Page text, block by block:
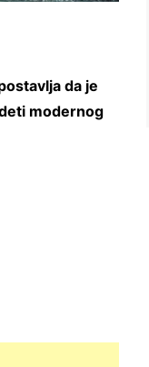
da je
modernog